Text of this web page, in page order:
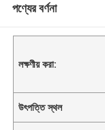
পণ্যের বর্ণনা
লক্ষণীয় করা:
উৎপত্তি স্থল